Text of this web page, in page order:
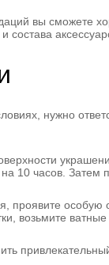
вы сможете
состава
нужно
10 часов. Затем
проявите
возьмите